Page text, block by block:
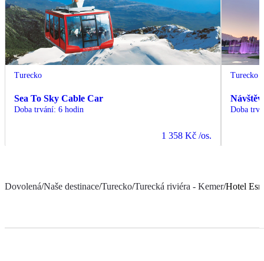
Turecko
Sea To Sky Cable Car
Doba trvání: 6 hodin
1 358 Kč /os.
Turecko
Doba
Dovolená/Naše destinace/Turecko/Turecká riviéra - Kemer/Hotel